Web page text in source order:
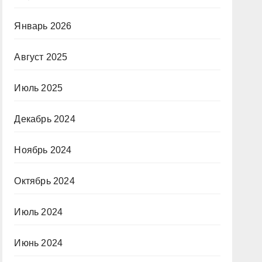
Январь 2026
Август 2025
Июль 2025
Декабрь 2024
Ноябрь 2024
Октябрь 2024
Июль 2024
Июнь 2024